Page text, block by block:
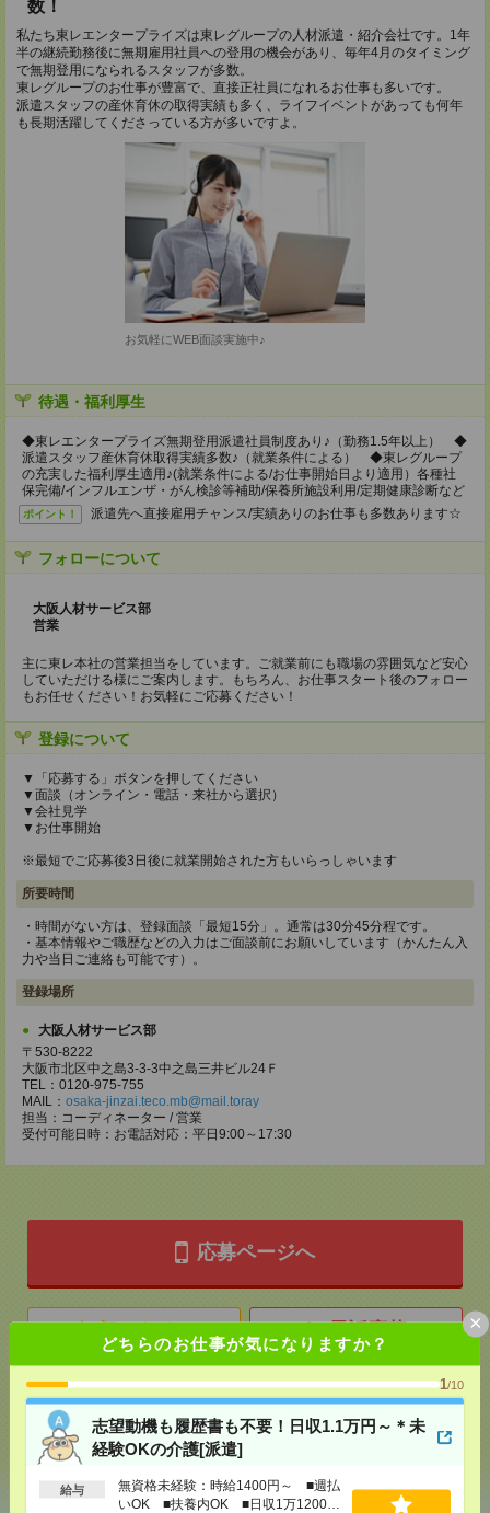
どちらのお仕事が気になりますか？
1/10
志望動機も履歴書も不要！日収1.1万円～＊未
経験OKの介護[派遣]
給与
無資格未経験：時給1400円～ ■週払
いOK ■扶養内OK ■日収1万1200円
×
数！
私たち東レエンタープライズは東レグループの人材派遣・紹介会社です。1年
半の継続勤務後に無期雇用社員への登用の機会があり、毎年4月のタイミング
で無期登用になられるスタッフが多数。
東レグループのお仕事が豊富で、直接正社員になれるお仕事も多いです。
派遣スタッフの産休育休の取得実績も多く、ライフイベントがあっても何年
も長期活躍してくださっている方が多いですよ。
お気軽にWEB面談実施中♪
待遇・福利厚生
◆東レエンタープライズ無期登用派遣社員制度あり♪（勤務1.5年以上） ◆
派遣スタッフ産休育休取得実績多数♪（就業条件による） ◆東レグループ
の充実した福利厚生適用♪(就業条件による/お仕事開始日より適用）各種社
保完備/インフルエンザ・がん検診等補助/保養所施設利用/定期健康診断など
ポイント！ 派遣先へ直接雇用チャンス/実績ありのお仕事も多数あります☆
フォローについて
大阪人材サービス部
営業
主に東レ本社の営業担当をしています。ご就業前にも職場の雰囲気など安心
していただける様にご案内します。もちろん、お仕事スタート後のフォロー
もお任せください！お気軽にご応募ください！
登録について
▼「応募する」ボタンを押してください
▼面談（オンライン・電話・来社から選択）
▼会社見学
▼お仕事開始
※最短でご応募後3日後に就業開始された方もいらっしゃいます
所要時間
・時間がない方は、登録面談「最短15分」。通常は30分45分程です。
・基本情報やご職歴などの入力はご面談前にお願いしています（かんたん入
力や当日ご連絡も可能です）。
登録場所
大阪人材サービス部
〒530-8222
大阪市北区中之島3-3-3中之島三井ビル24Ｆ
TEL：0120-975-755
MAIL： osaka-jinzai.teco.mb@mail.toray
担当：コーディネーター / 営業
受付可能日時：お電話対応：平日9:00～17:30
応募ページへ
気になる！
メールで送る LINEで送る
ツイート